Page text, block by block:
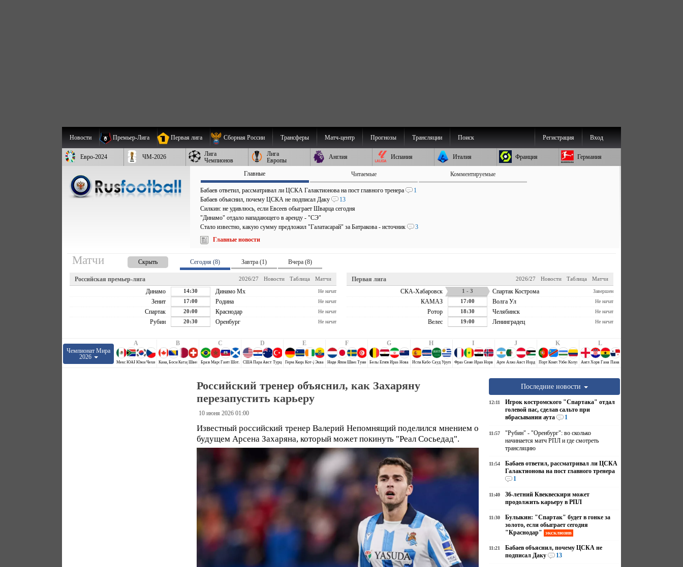
Новости Премьер-Лига Первая лига Сборная России Трансферы Матч-центр Прогнозы Трансляции Поиск Вход
Регистрация
Евро-2024 ЧМ-2026
Лига
Чемпионов
Лига
Европы
Англия Испания Италия Франция Германия
Главные Читаемые Комментируемые
Бабаев ответил, рассматривал ли ЦСКА Галактионова на пост главного тренера
1
Бабаев объяснил, почему ЦСКА не подписал Даку
13
Силкин: не удивлюсь, если Евсеев обыграет Шварца сегодня
"Динамо" отдало нападающего в аренду - "СЭ"
Стало известно, какую сумму предложил "Галатасарай" за Батракова - источник
3
Главные новости
Матчи Скрыть Сегодня (8) Завтра (1) Вчера (8)
Российская премьер-лига Матчи
Таблица
Новости
2026/27
Динамо 14:30 Динамо Мх Не начат
Зенит 17:00 Родина Не начат
Спартак 20:00 Краснодар Не начат
Рубин 20:30 Оренбург Не начат
Первая лига Матчи
Таблица
Новости
2026/27
СКА-Хабаровск 1 - 3 Спартак Кострома Завершен
КАМАЗ 17:00 Волга Ул Не начат
Ротор 18:30 Челябинск Не начат
Велес 19:00 Ленинградец Не начат
Чемпионат Мира
2026
A
Мексика
ЮАР Южная Корея
Чехия
B
КанадаБосния и Герцеговина
КатарШвейцария
C
БразилияМароккоГаитиШотландия
D
США ПарагвайАвстралия
Турция
E
ГерманияКюрасаоКот-Д`Ивуар
Эквадор
F
Нидерланды
ЯпонияШвецияТунис
G
БельгияЕгипетИран Новая Зеландия
H
ИспанияКабо-ВердеСаудовская Аравия
Уругвай
I
ФранцияСенегалИрак Норвегия
J
Аргентина
АлжирАвстрияИордания
K
Португалия
Конго ДРУзбекистанКолумбия
L
АнглияХорватия
Гана Панама
Российский тренер объяснил, как Захаряну
перезапустить карьеру
10 июня 2026 01:00
Известный российский тренер Валерий Непомнящий поделился мнением о
будущем Арсена Захаряна, который может покинуть "Реал Сосьедад".
Последние новости
12:11
Игрок костромского "Спартака" отдал
голевой пас, сделав сальто при
вбрасывании аута
1
11:57
"Рубин" - "Оренбург": во сколько
начинается матч РПЛ и где смотреть
трансляцию
11:54
Бабаев ответил, рассматривал ли ЦСКА
Галактионова на пост главного тренера
1
11:40
36-летний Квеквескири может
продолжить карьеру в РПЛ
11:30
Булыкин: "Спартак" будет в гонке за
золото, если обыграет сегодня
"Краснодар"
эксклюзив
11:21
Бабаев объяснил, почему ЦСКА не
подписал Даку
13